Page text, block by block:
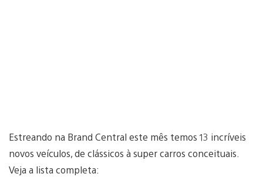
Estreando na Brand Central este mês temos 13 incríveis
novos veículos, de clássicos à super carros conceituais.
Veja a lista completa: